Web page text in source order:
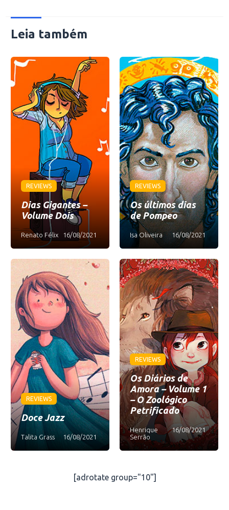
Leia também
REVIEWS
Dias Gigantes –
Volume Dois
Renato Félix 16/08/2021
REVIEWS
Os últimos dias
de Pompeo
Isa Oliveira 16/08/2021
REVIEWS
Doce Jazz
Talita Grass 16/08/2021
REVIEWS
Os Diários de
Amora – Volume 1
– O Zoológico
Petrificado
Henrique
Serrão
16/08/2021
[adrotate group="10"]